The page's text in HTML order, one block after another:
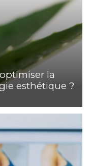
la
esthétique ?